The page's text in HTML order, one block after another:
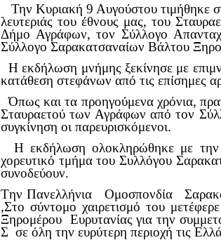
Την Κυριακή 9 Αυγούστου τιμήθηκε
λευτεριάς του έθνους μας, του
Δήμο Αγράφων, τον Σύλλογο
Σύλλογο Σαρακατσαναίων Βάλτου
Η εκδήλωση μνήμης ξεκίνησε με
κατάθεση στεφάνων από τις επίσημες
Όπως και τα προηγούμενα χρόνια,
Σταυραετού των Αγράφων από τον
συγκίνηση οι παρευρισκόμενοι.
Η εκδήλωση ολοκληρώθηκε με την
χορευτικό τμήμα του Συλλόγου
συνοδεύουν.
Tην Πανελλήνια Ομοσπονδία
,Στο σύντομο χαιρετισμό του
Ξηρομέρου Ευρυτανίας για την
Σ σε όλη την ευρύτερη περιοχή τις